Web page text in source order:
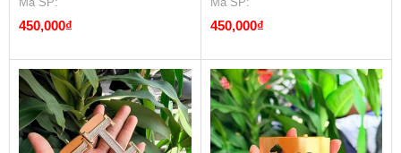
450,000₫ 450,000₫